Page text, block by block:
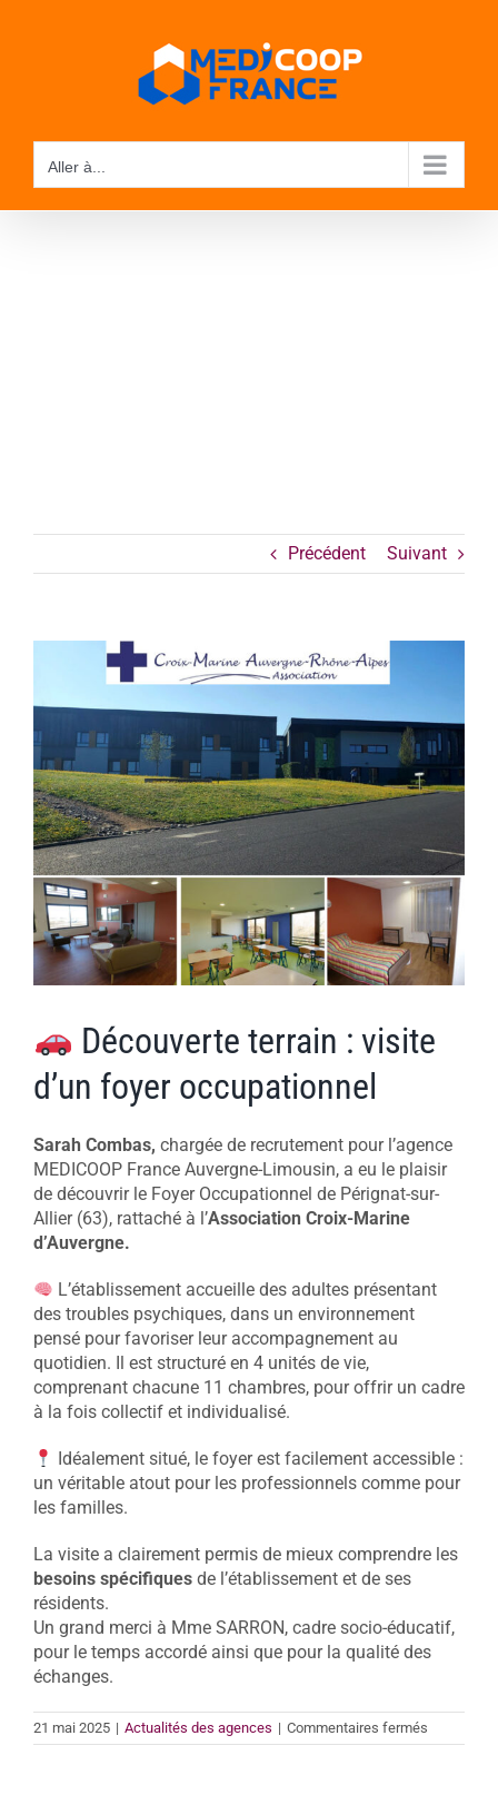
Aller à...
Précédent Suivant
agrandie
Découverte terrain : visite
d’un foyer occupationnel
Sarah Combas, chargée de recrutement pour l’agence
MEDICOOP France Auvergne-Limousin, a eu le plaisir
de découvrir le Foyer Occupationnel de Pérignat-sur-
Allier (63), rattaché à l’Association Croix-Marine
d’Auvergne.
L’établissement accueille des adultes présentant
des troubles psychiques, dans un environnement
pensé pour favoriser leur accompagnement au
quotidien. Il est structuré en 4 unités de vie,
comprenant chacune 11 chambres, pour offrir un cadre
à la fois collectif et individualisé.
Idéalement situé, le foyer est facilement accessible :
un véritable atout pour les professionnels comme pour
les familles.
La visite a clairement permis de mieux comprendre les
besoins spécifiques de l’établissement et de ses
résidents.
Un grand merci à Mme SARRON, cadre socio-éducatif,
pour le temps accordé ainsi que pour la qualité des
échanges.
21 mai 2025 | Actualités des agences | Commentaires fermés